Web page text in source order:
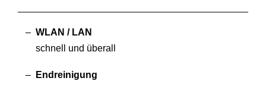
WLAN / LAN
schnell und überall
Endreinigung